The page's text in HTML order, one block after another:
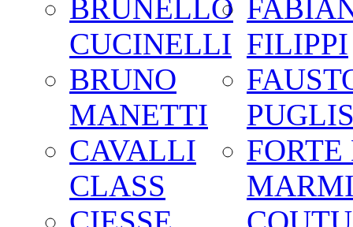
BRUNELLO
CUCINELLI
BRUNO
MANETTI
CAVALLI
CLASS
FILIPPI
FORTE